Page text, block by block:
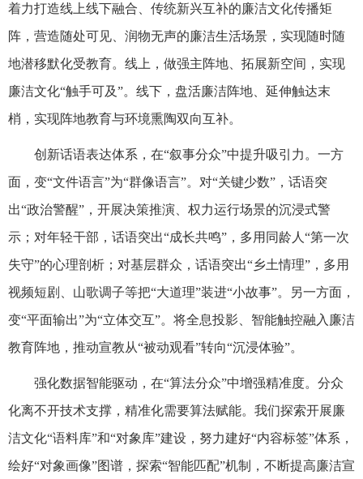
着力打造线上线下融合、传统新兴互补的廉洁文化传播矩
阵，营造随处可见、润物无声的廉洁生活场景，实现随时随
地潜移默化受教育。线上，做强主阵地、拓展新空间，实现
廉洁文化“触手可及”。线下，盘活廉洁阵地、延伸触达末
梢，实现阵地教育与环境熏陶双向互补。
创新话语表达体系，在“叙事分众”中提升吸引力。一方
面，变“文件语言”为“群像语言”。对“关键少数”，话语突
出“政治警醒”，开展决策推演、权力运行场景的沉浸式警
示；对年轻干部，话语突出“成长共鸣”，多用同龄人“第一次
失守”的心理剖析；对基层群众，话语突出“乡土情理”，多用
视频短剧、山歌调子等把“大道理”装进“小故事”。另一方面，
变“平面输出”为“立体交互”。将全息投影、智能触控融入廉洁
教育阵地，推动宣教从“被动观看”转向“沉浸体验”。
强化数据智能驱动，在“算法分众”中增强精准度。分众
化离不开技术支撑，精准化需要算法赋能。我们探索开展廉
洁文化“语料库”和“对象库”建设，努力建好“内容标签”体系，
绘好“对象画像”图谱，探索“智能匹配”机制，不断提高廉洁宣